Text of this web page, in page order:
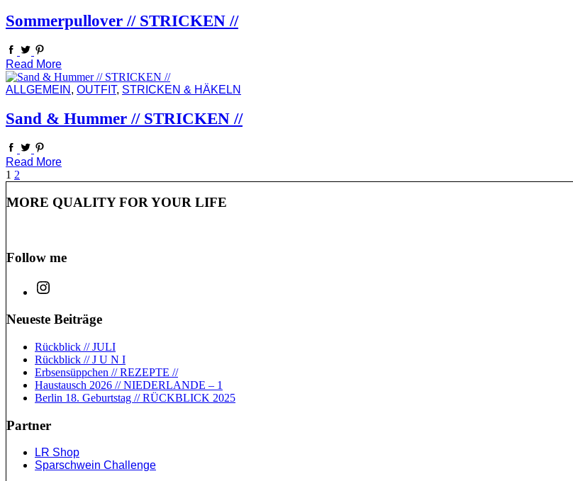
Sommerpullover // STRICKEN //
Read More
ALLGEMEIN , OUTFIT, STRICKEN & HÄKELN
Sand & Hummer // STRICKEN //
Read More
Seitennummerierung
der
Beiträge
1 2
MORE QUALITY FOR YOUR LIFE
Follow me
Neueste Beiträge
Rückblick // JULI
Rückblick // J U N I
Erbsensüppchen // REZEPTE //
Haustausch 2026 // NIEDERLANDE – 1
Berlin 18. Geburtstag // RÜCKBLICK 2025
Partner
LR Shop
Sparschwein Challenge